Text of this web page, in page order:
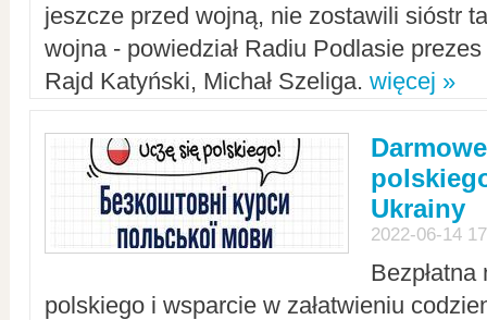
jeszcze przed wojną, nie zostawili sióstr
wojna - powiedział Radiu Podlasie
Rajd Katyński, Michał Szeliga. więcej »
Ukrainy
2022-06-14
polskiego i wsparcie w załatwieniu